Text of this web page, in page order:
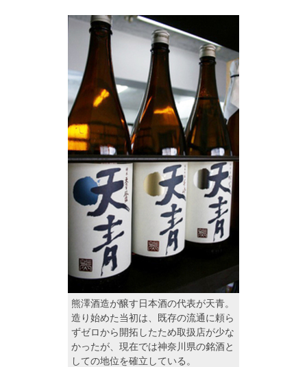
熊澤酒造が醸す日本酒の代表が天青。
造り始めた当初は、既存の流通に頼ら
ずゼロから開拓したため取扱店が少な
かったが、現在では神奈川県の銘酒と
しての地位を確立している。